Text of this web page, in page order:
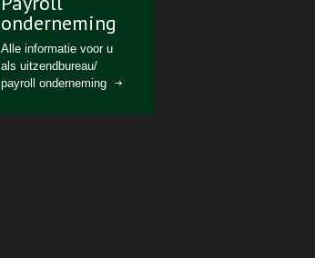
onderneming
Alle informatie voor u
als uitzendbureau/
payroll onderneming